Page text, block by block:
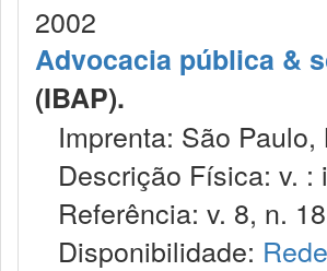
2002
Advocacia pública &
(IBAP).
Imprenta: São
Descrição Física: v. :
Referência: v. 8, n.
Disponibilidade: